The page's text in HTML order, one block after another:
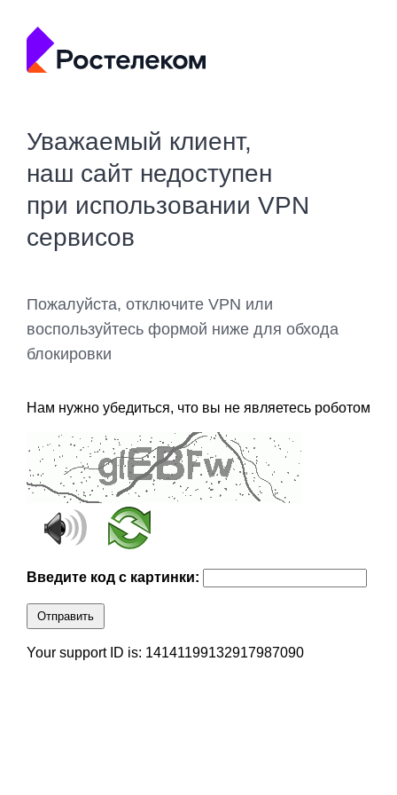
Уважаемый клиент,
наш сайт недоступен
при использовании VPN
сервисов
Пожалуйста, отключите VPN или
воспользуйтесь формой ниже для обхода
блокировки
Нам нужно убедиться, что вы не являетесь роботом
Введите код с картинки:
Отправить
Your support ID is: 14141199132917987090